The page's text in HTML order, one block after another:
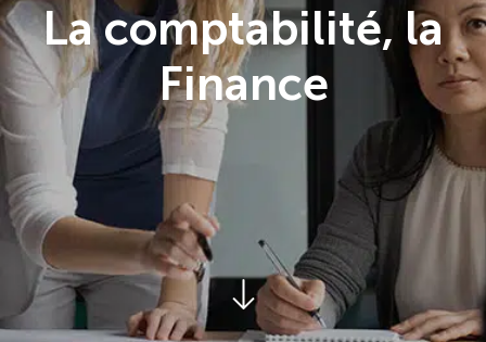
La comptabilité, la
Finance